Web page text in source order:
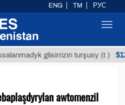
glisirrizin turşusy (t.)
awtomenzil
ENG TM РУС